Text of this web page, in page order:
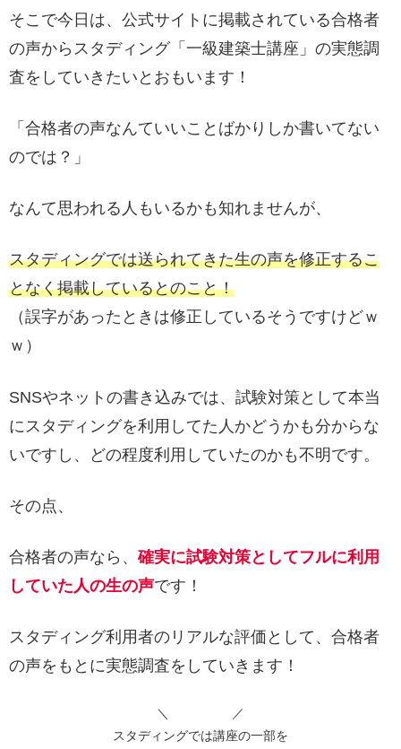
そこで今日は、公式サイトに掲載されている合格者
の声からスタディング「一級建築士講座」の実態調
査をしていきたいとおもいます！
「合格者の声なんていいことばかりしか書いてない
のでは？」
なんて思われる人もいるかも知れませんが、
スタディングでは送られてきた生の声を修正するこ
となく掲載しているとのこと！
（誤字があったときは修正しているそうですけどｗ
ｗ）
SNSやネットの書き込みでは、試験対策として本当
にスタディングを利用してた人かどうかも分からな
いですし、どの程度利用していたのかも不明です。
その点、
合格者の声なら、確実に試験対策としてフルに利用
していた人の生の声です！
スタディング利用者のリアルな評価として、合格者
の声をもとに実態調査をしていきます！
＼ ／
スタディングでは講座の一部を